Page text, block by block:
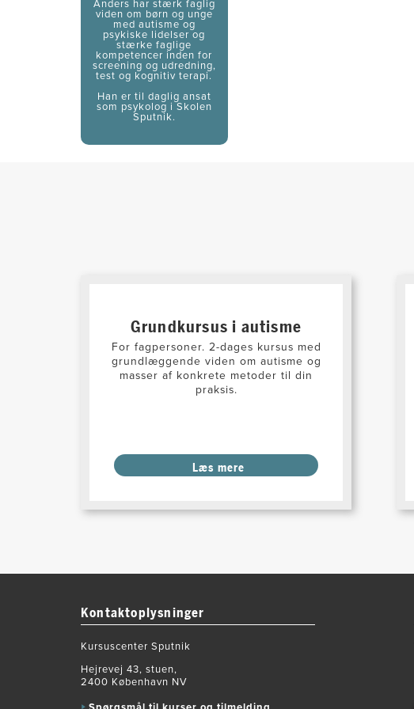
Anders har stærk faglig
viden om børn og unge
med autisme og
psykiske lidelser og
stærke faglige
kompetencer inden for
screening og udredning,
test og kognitiv terapi.
Han er til daglig ansat
som psykolog i Skolen
Sputnik.
Grundkursus i autisme
For fagpersoner. 2-dages kursus med
grundlæggende viden om autisme og
masser af konkrete metoder til din
praksis.
Læs mere
Kontaktoplysninger
Kursuscenter Sputnik
Hejrevej 43, stuen,
2400 København NV